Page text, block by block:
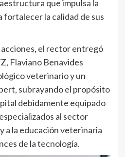
que impulsa la
fortalecer la calidad de sus
el rector entregó
Flaviano Benavides
veterinario y un
subrayando el propósito
debidamente equipado
al sector
a la educación veterinaria
de la tecnología.